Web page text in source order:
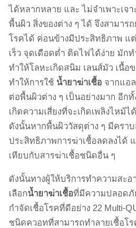
ได้หลากหลาย และ ไม่จำเพาะเจ
พื้นผิว สิ่งของต่าง ๆ ได้ จึงสามาร
โรคได้ ค่อนข้างมีประสิทธิภาพ แ
เร็ว จุดเดือดต่ำ ติดไฟได้ง่าย มัก
ทำให้โลหะเกิดสนิม เลนส์มัว เนื้
ทำให้การใช้ น้ำยาฆ่าเชื้อ จากแอ
ต่อพื้นผิวต่าง ๆ เป็นอย่างมาก อีก
เกิดความเสี่ยงที่จะเกิดเพลิงไหม้
ดังนั้นหากพื้นผิววัสดุต่าง ๆ มีคราบ
ประสิทธิภาพการฆ่าเชื้อลดลงได้
เทียบกับสารฆ่าเชื้อชนิดอื่น ๆ
ดังนั้นทางผู้ให้บริการทำความสะ
เลือกน้ำยาฆ่าเชื้อที่มีความปลอดภั
กำจัดเชื้อโรคที่ดีอย่าง 22 Multi-
ชนิดควอทที่สามารถทำลายเชื้อโ